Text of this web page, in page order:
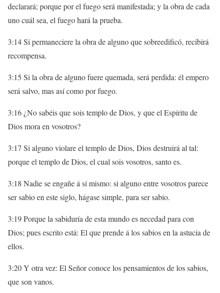
declarará; porque por el fuego será manifestada; y la obra de cada
uno cuál sea, el fuego hará la prueba.
3:14 Si permaneciere la obra de alguno que sobreedificó, recibirá
recompensa.
3:15 Si la obra de alguno fuere quemada, será perdida: él empero
será salvo, mas así como por fuego.
3:16 ¿No sabéis que sois templo de Dios, y que el Espíritu de
Dios mora en vosotros?
3:17 Si alguno violare el templo de Dios, Dios destruirá al tal:
porque el templo de Dios, el cual sois vosotros, santo es.
3:18 Nadie se engañe á sí mismo: si alguno entre vosotros parece
ser sabio en este siglo, hágase simple, para ser sabio.
3:19 Porque la sabiduría de esta mundo es necedad para con
Dios; pues escrito está: El que prende á los sabios en la astucia de
ellos.
3:20 Y otra vez: El Señor conoce los pensamientos de los sabios,
que son vanos.